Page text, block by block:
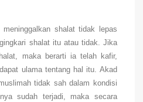
meninggalkan shalat tidak lepas
shalat itu atau tidak. Jika
maka berarti ia telah kafir,
ulama tentang hal itu. Akad
tidak sah dalam kondisi
sudah terjadi, maka secara